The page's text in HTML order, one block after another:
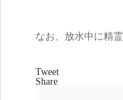
なお、放水中に精
Tweet
Share